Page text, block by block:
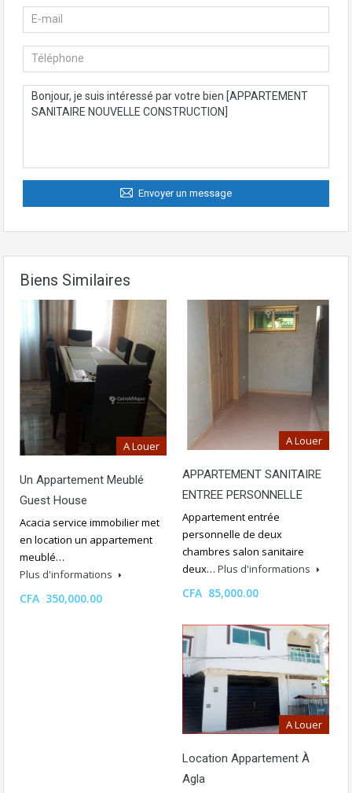
Envoyer un message
Biens Similaires
A Louer
Un Appartement Meublé
Guest House
Acacia service immobilier met
en location un appartement
meublé…
Plus d'informations
CFA 350,000.00
A Louer
APPARTEMENT SANITAIRE
ENTREE PERSONNELLE
Appartement entrée
personnelle de deux
chambres salon sanitaire
deux… Plus d'informations
CFA 85,000.00
A Louer
Location Appartement À
Agla